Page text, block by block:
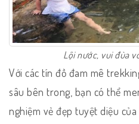
Lội nước, vui đùa
Với các tín đồ đam mê
sâu bên trong, bạn có thể
nghiệm vẻ đẹp tuyệt diệu